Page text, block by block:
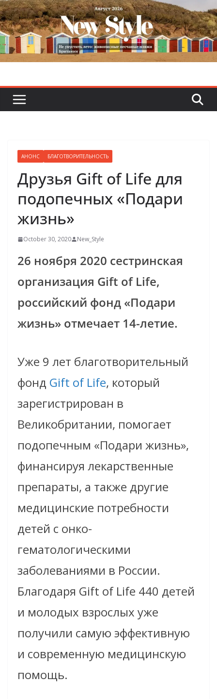
Skip
to
content
АНОНС БЛАГОТВОРИТЕЛЬНОСТЬ
Друзья Gift of Life для
подопечных «Подари
жизнь»
October 30, 2020 New_Style
26 ноября 2020 сестринская
организация Gift of Life,
российский фонд «Подари
жизнь» отмечает 14-летие.
Уже 9 лет благотворительный
фонд Gift of Life, который
зарегистрирован в
Великобритании, помогает
подопечным «Подари жизнь»,
финансируя лекарственные
препараты, а также другие
медицинские потребности
детей с онко-
гематологическими
заболеваниями в России.
Благодаря Gift of Life 440 детей
и молодых взрослых уже
получили самую эффективную
и современную медицинскую
помощь.